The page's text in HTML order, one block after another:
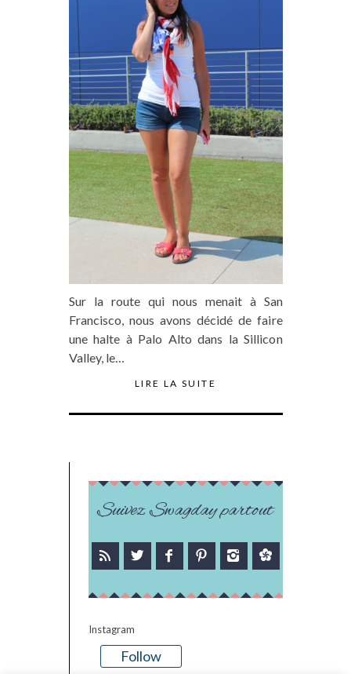
Sur la route qui nous menait à San
Francisco, nous avons décidé de faire
une halte à Palo Alto dans la Sillicon
Valley, le…
LIRE LA SUITE
Suivez Swagday partout
Instagram
Follow